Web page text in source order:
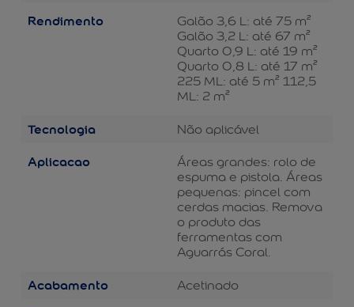
Rendimento
Galão 3,6 L: até 75 m²
Galão 3,2 L: até 67 m²
Quarto 0,9 L: até 19 m²
Quarto 0,8 L: até 17 m²
225 ML: até 5 m² 112,5
ML: 2 m²
Tecnologia Não aplicável
Aplicacao
Áreas grandes: rolo de
espuma e pistola. Áreas
pequenas: pincel com
cerdas macias. Remova
o produto das
ferramentas com
Aguarrás Coral.
Acabamento Acetinado